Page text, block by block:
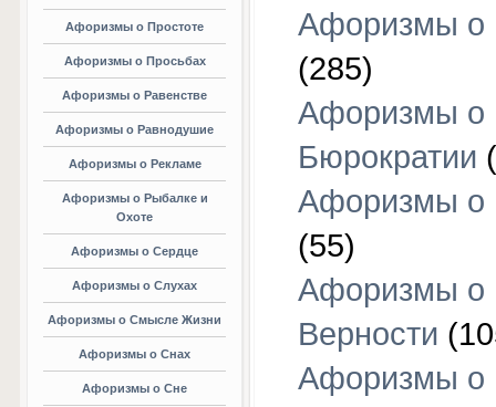
Афоризмы о Простоте
Афоризмы о Просьбах
Афоризмы о Равенстве
Афоризмы о Равнодушие
Афоризмы о Рекламе
Афоризмы о Рыбалке и
Охоте
Афоризмы о Сердце
Афоризмы о Слухах
Афоризмы о Смысле Жизни
Афоризмы о Снах
Афоризмы о Сне
Афоризмы о
(285)
Афоризмы о
Бюрократии
Афоризмы о
(55)
Афоризмы о
Верности
Афоризмы о